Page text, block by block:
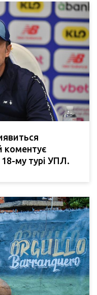
коментує
му турі УПЛ.